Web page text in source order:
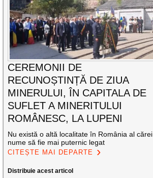
CEREMONII DE
RECUNOȘTINȚĂ DE ZIUA
MINERULUI, ÎN CAPITALA DE
SUFLET A MINERITULUI
ROMÂNESC, LA LUPENI
Nu există o altă localitate în România al cărei
nume să fie mai puternic legat
CITEȘTE MAI DEPARTE
Distribuie acest articol